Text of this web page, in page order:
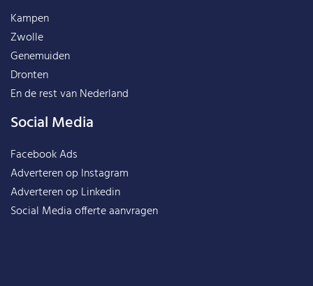
Kampen
Zwolle
Genemuiden
Dronten
En de rest vanNederland
Social Media
Facebook Ads
Adverteren op Instagram
Adverteren op Linkedin
Social Media offerte aanvragen